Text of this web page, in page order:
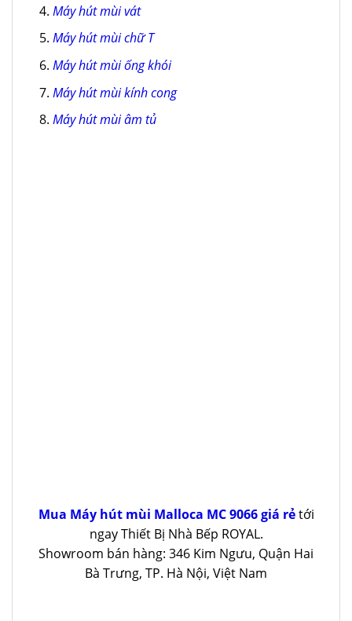
Máy hút mùi vát
Máy hút mùi chữ T
Máy hút mùi ống khói
Máy hút mùi kính cong
Máy hút mùi âm tủ
Mua Máy hút mùi Malloca MC 9066 giá rẻtới
ngay Thiết Bị Nhà Bếp ROYAL.
Showroom bán hàng: 346 Kim Ngưu, Quận Hai
Bà Trưng, TP. Hà Nội, Việt Nam